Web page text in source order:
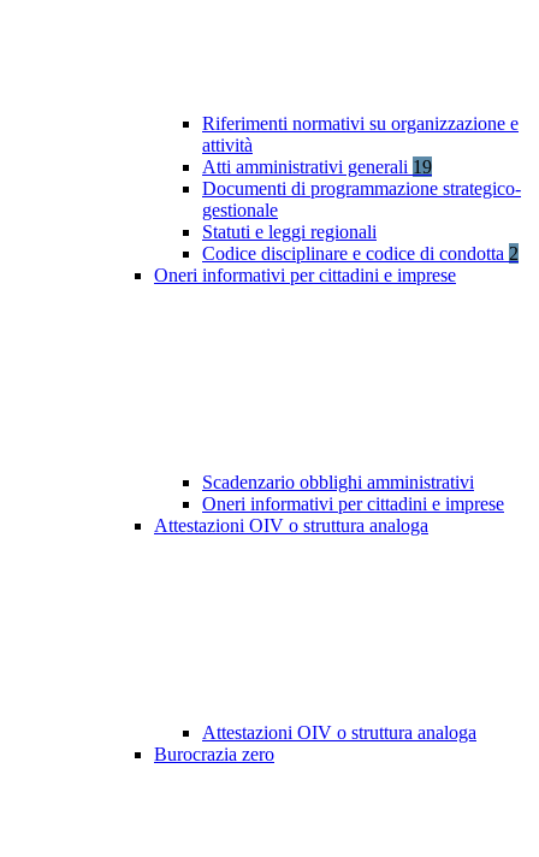
Riferimenti normativi su organizzazione e
attività
Atti amministrativi generali 19
Documenti di programmazione strategico-
gestionale
Statuti e leggi regionali
Codice disciplinare e codice di condotta 2
Oneri informativi per cittadini e imprese
Scadenzario obblighi amministrativi
Oneri informativi per cittadini e imprese
Attestazioni OIV o struttura analoga
Attestazioni OIV o struttura analoga
Burocrazia zero